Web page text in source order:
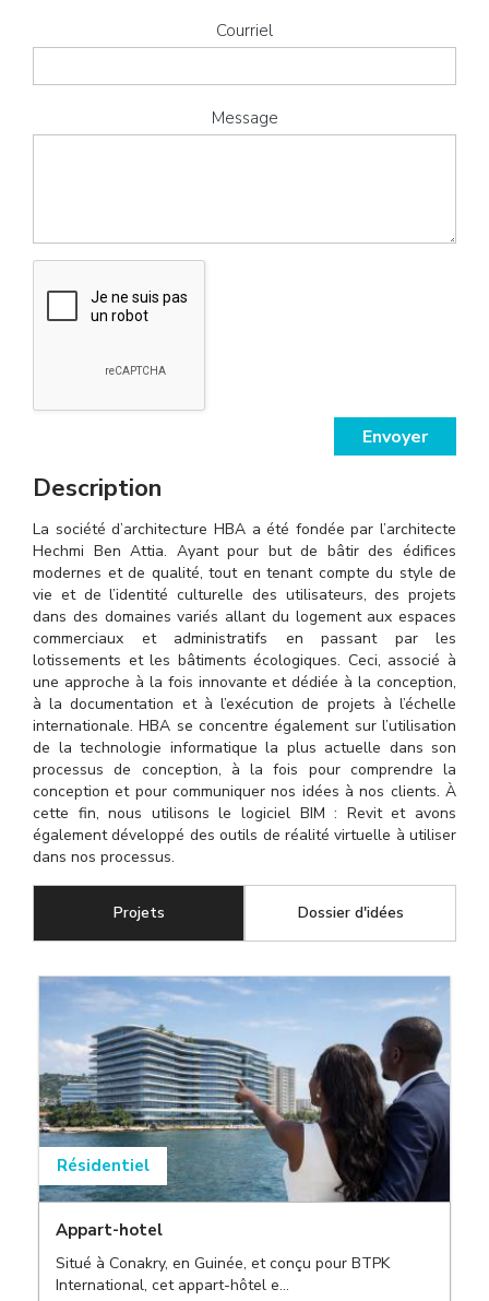
Courriel
Message
Envoyer
Description
La société d’architecture HBA a été fondée par l’architecte
Hechmi Ben Attia. Ayant pour but de bâtir des édifices
modernes et de qualité, tout en tenant compte du style de
vie et de l’identité culturelle des utilisateurs, des projets
dans des domaines variés allant du logement aux espaces
commerciaux et administratifs en passant par les
lotissements et les bâtiments écologiques. Ceci, associé à
une approche à la fois innovante et dédiée à la conception,
à la documentation et à l’exécution de projets à l’échelle
internationale. HBA se concentre également sur l’utilisation
de la technologie informatique la plus actuelle dans son
processus de conception, à la fois pour comprendre la
conception et pour communiquer nos idées à nos clients. À
cette fin, nous utilisons le logiciel BIM : Revit et avons
également développé des outils de réalité virtuelle à utiliser
dans nos processus.
Projets Dossier d'idées
Résidentiel
Appart-hotel
Situé à Conakry, en Guinée, et conçu pour BTPK
International, cet appart-hôtel e...